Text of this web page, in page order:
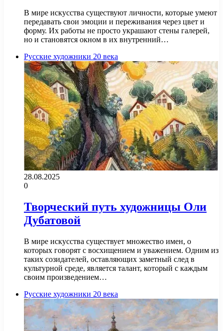
В мире искусства существуют личности, которые умеют
передавать свои эмоции и переживания через цвет и
форму. Их работы не просто украшают стены галерей,
но и становятся окном в их внутренний…
Русские художники 20 века
28.08.2025
0
Творческий путь художницы Оли
Дубатовой
В мире искусства существует множество имен, о
которых говорят с восхищением и уважением. Одним из
таких созидателей, оставляющих заметный след в
культурной среде, является талант, который с каждым
своим произведением…
Русские художники 20 века